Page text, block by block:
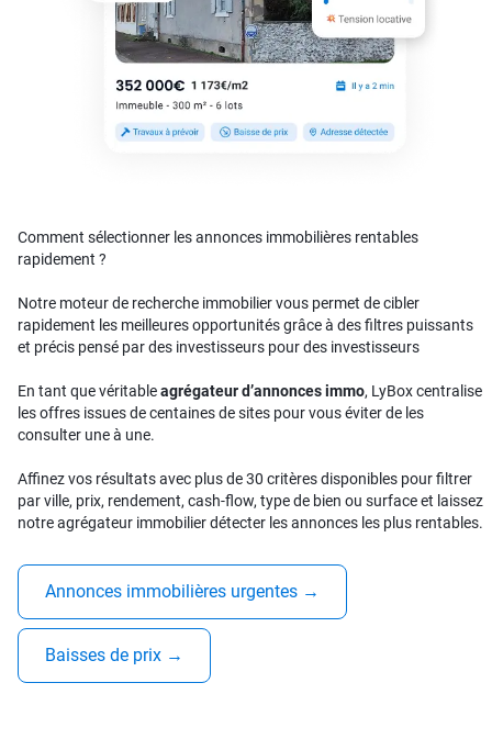
Comment sélectionner les annonces immobilières rentables
rapidement ?
Notre moteur de recherche immobilier vous permet de cibler
rapidement les meilleures opportunités grâce à des filtres puissants
et précis pensé par des investisseurs pour des investisseurs
En tant que véritableagrégateur d’annonces immo, LyBox centralise
les offres issues de centaines de sites pour vous éviter de les
consulter une à une.
Affinez vos résultats avec plus de 30 critères disponibles pour filtrer
par ville, prix, rendement, cash-flow, type de bien ou surface et laissez
notre agrégateur immobilier détecter les annonces les plus rentables.
Annonces immobilières urgentes →
Baisses de prix →